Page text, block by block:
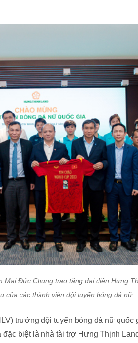
Mai Đức Chung trao tặng đại diện Hưng
của các thành viên đội tuyển bóng đá nữ
trưởng đội tuyển bóng đá nữ quốc
biệt là nhà tài trợ Hưng Thịnh